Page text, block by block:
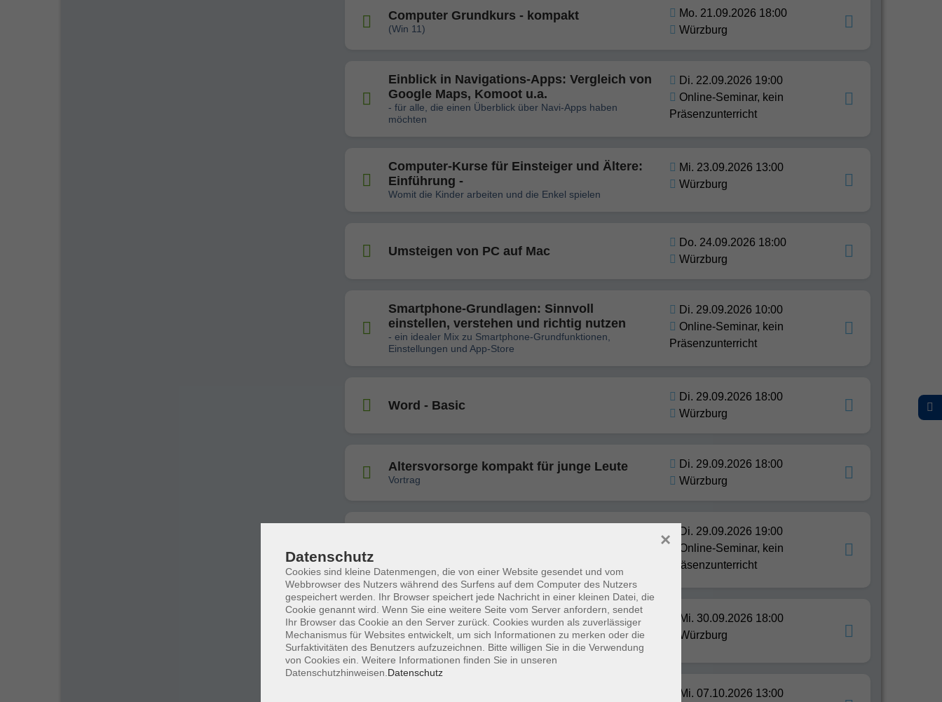
Computer Grundkurs - kompakt
(Win 11)
Mo. 21.09.2026 18:00
Würzburg
Einblick in Navigations-Apps: Vergleich von
Google Maps, Komoot u.a.
- für alle, die einen Überblick über Navi-Apps haben
möchten
Di. 22.09.2026 19:00
Online-Seminar, kein
Präsenzunterricht
Computer-Kurse für Einsteiger und Ältere:
Einführung -
Womit die Kinder arbeiten und die Enkel spielen
Mi. 23.09.2026 13:00
Würzburg
Umsteigen von PC auf Mac
Do. 24.09.2026 18:00
Würzburg
Smartphone-Grundlagen: Sinnvoll
einstellen, verstehen und richtig nutzen
- ein idealer Mix zu Smartphone-Grundfunktionen,
Einstellungen und App-Store
Di. 29.09.2026 10:00
Online-Seminar, kein
Präsenzunterricht
Word - Basic
Di. 29.09.2026 18:00
Würzburg
Altersvorsorge kompakt für junge Leute
Vortrag
Di. 29.09.2026 18:00
Würzburg
kennenlernen und sicherer bedienen möchten
Di. 29.09.2026 19:00
Online-Seminar, kein
Präsenzunterricht
Die aktuellen Fragen rund um die
erfolgreiche Geldanlage
Vortrag
Mi. 30.09.2026 18:00
Würzburg
Mi. 07.10.2026 13:00
Datenschutz
Cookies sind kleine Datenmengen, die von einer Website gesendet und vom
Webbrowser des Nutzers während des Surfens auf dem Computer des Nutzers
gespeichert werden. Ihr Browser speichert jede Nachricht in einer kleinen Datei, die
Cookie genannt wird. Wenn Sie eine weitere Seite vom Server anfordern, sendet
Ihr Browser das Cookie an den Server zurück. Cookies wurden als zuverlässiger
Mechanismus für Websites entwickelt, um sich Informationen zu merken oder die
Surfaktivitäten des Benutzers aufzuzeichnen. Bitte willigen Sie in die Verwendung
von Cookies ein. Weitere Informationen finden Sie in unseren
Datenschutzhinweisen. Datenschutz
×